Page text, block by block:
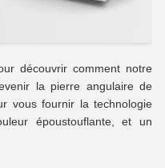
découvrir comment notre
la pierre angulaire de
vous fournir la technologie
époustouflante, et un